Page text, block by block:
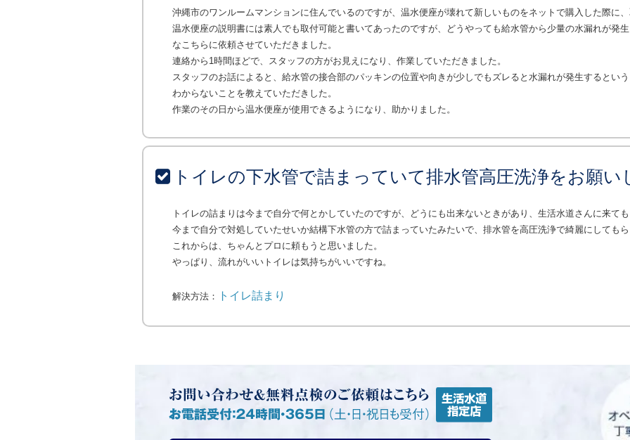
沖縄市のワンルームマンションに住んでいるのですが、温水便座が壊れて新しいものをネットで購入した際に
温水便座の説明書には素人でも取付可能と書いてあったのですが、どうやっても給水管から少量の水漏れが発
なこちらに依頼させていただきました。
連絡から1時間ほどで、スタッフの方がお見えになり、作業していただきました。
スタッフのお話によると、給水管の接合部のパッキンの位置や向きが少しでもズレると水漏れが発生するとい
わからないことを教えていただきした。
作業のその日から温水便座が使用できるようになり、助かりました。
トイレの下水管で詰まっていて排水管高圧洗浄をお願い
トイレの詰まりは今まで自分で何とかしていたのですが、どうにも出来ないときがあり、生活水道さんに来て
今まで自分で対処していたせいか結構下水管の方で詰まっていたみたいで、排水管を高圧洗浄で綺麗にしても
これからは、ちゃんとプロに頼もうと思いました。
やっぱり、流れがいいトイレは気持ちがいいですね。
解決方法： トイレ詰まり